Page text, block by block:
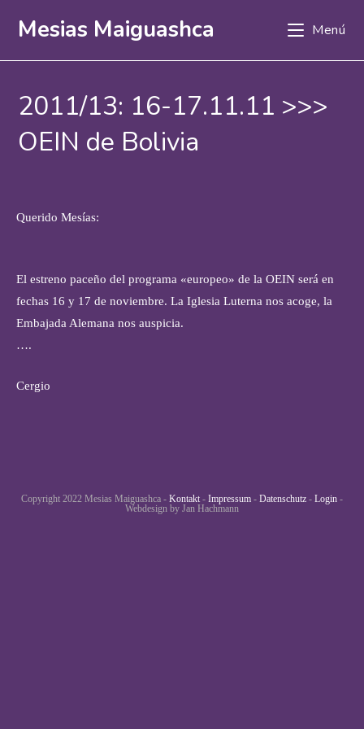
Mesias Maiguashca Menú
2011/13: 16-17.11.11 >>>
OEIN de Bolivia
Querido Mesías:
El estreno paceño del programa «europeo» de la OEIN será en
fechas 16 y 17 de noviembre. La Iglesia Luterna nos acoge, la
Embajada Alemana nos auspicia.
….
Cergio
Copyright 2022 Mesias Maiguashca - Kontakt - Impressum - Datenschutz - Login -
Webdesign by Jan Hachmann